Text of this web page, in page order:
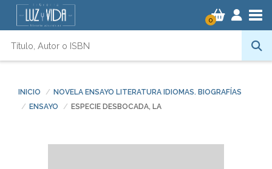
0
INICIO
NOVELA ENSAYO LITERATURA IDIOMAS. BIOGRAFÍAS
ENSAYO
ESPECIE DESBOCADA, LA